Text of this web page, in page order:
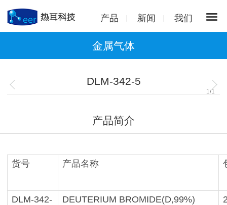
产品 新闻 我们
金属气体
DLM-342-5
1 /1
产品简介
货号 产品名称
DLM-342-
DEUTERIUM BROMIDE(D,99%)